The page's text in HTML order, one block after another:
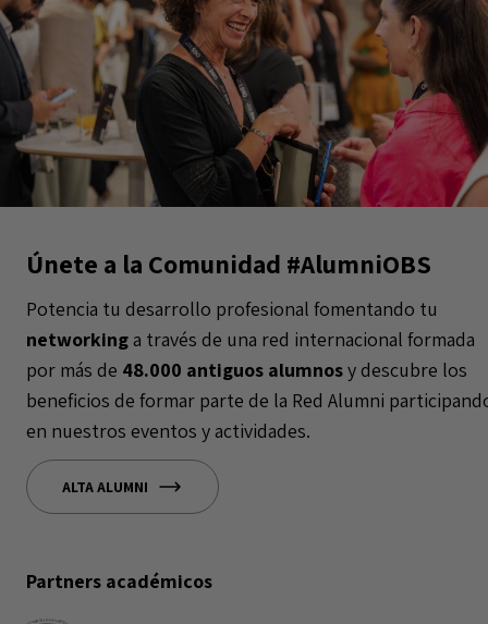
Únete a la Comunidad #AlumniOBS
Potencia tu desarrollo profesional fomentando tu
networkinga través de una red internacional formada
por más de 48.000 antiguos alumnosy descubre los
beneficios de formar parte de la Red Alumni
en nuestros eventos y actividades.
ALTA ALUMNI
Partners académicos